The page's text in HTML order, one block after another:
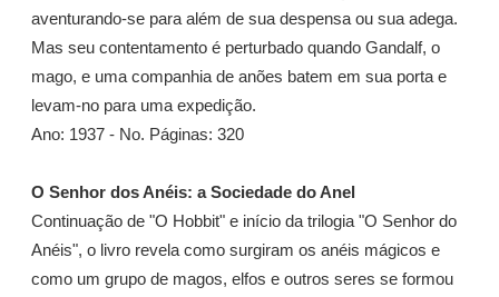
aventurando-se para além de sua despensa ou sua adega.
Mas seu contentamento é perturbado quando Gandalf, o
mago, e uma companhia de anões batem em sua porta e
levam-no para uma expedição.
Ano: 1937 - No. Páginas: 320
O Senhor dos Anéis: a Sociedade do Anel
Continuação de "O Hobbit" e início da trilogia "O Senhor do
Anéis", o livro revela como surgiram os anéis mágicos e
como um grupo de magos, elfos e outros seres se formou